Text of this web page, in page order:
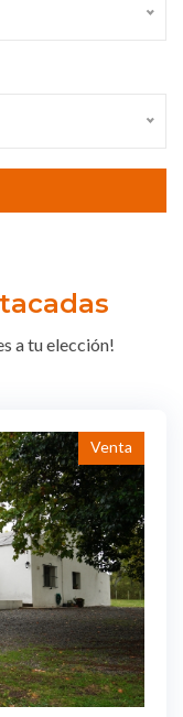
a tu elección!
Venta